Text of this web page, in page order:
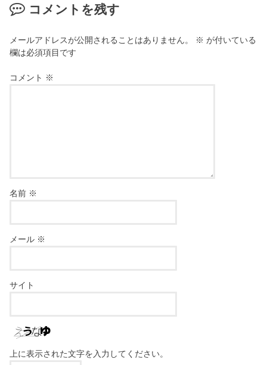
コメントを残す
メールアドレスが公開されることはありません。 ※ が付いている
欄は必須項目です
コメント ※
名前 ※
メール ※
サイト
上に表示された文字を入力してください。